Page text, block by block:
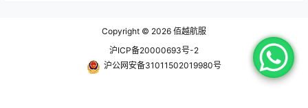
Copyright © 2026 佰越航服
沪ICP备20000693号-2
沪公网安备31011502019980号